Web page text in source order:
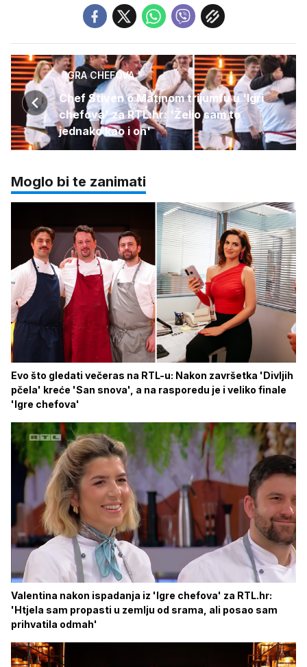
IGRA CHEFOVA
Chef Stiven o Matinom trijumfu u 'Igri
chefova' za RTL.hr: 'Želio sam to
jednako kao i on'
Moglo bi te zanimati
Evo što gledati večeras na RTL-u: Nakon završetka 'Divljih
pčela' kreće 'San snova', a na rasporedu je i veliko finale
'Igre chefova'
Valentina nakon ispadanja iz 'Igre chefova' za RTL.hr:
'Htjela sam propasti u zemlju od srama, ali posao sam
prihvatila odmah'